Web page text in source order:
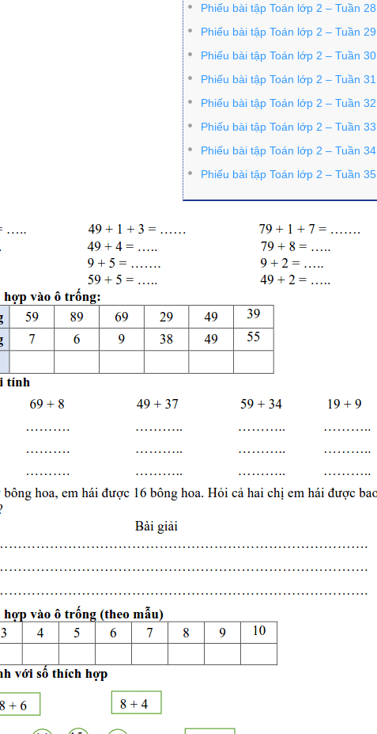
Phiếu bài tập Toán lớp 2 – Tuần 28
Phiếu bài tập Toán lớp 2 – Tuần 29
Phiếu bài tập Toán lớp 2 – Tuần 30
Phiếu bài tập Toán lớp 2 – Tuần 31
Phiếu bài tập Toán lớp 2 – Tuần 32
Phiếu bài tập Toán lớp 2 – Tuần 33
Phiếu bài tập Toán lớp 2 – Tuần 34
Phiếu bài tập Toán lớp 2 – Tuần 35